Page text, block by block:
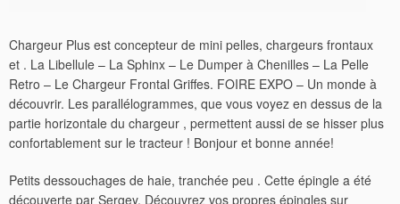
Chargeur Plus est concepteur de mini pelles, chargeurs frontaux
et . La Libellule – La Sphinx – Le Dumper à Chenilles – La Pelle
Retro – Le Chargeur Frontal Griffes. FOIRE EXPO – Un monde à
découvrir. Les parallélogrammes, que vous voyez en dessus de la
partie horizontale du chargeur , permettent aussi de se hisser plus
confortablement sur le tracteur ! Bonjour et bonne année!
Petits dessouchages de haie, tranchée peu . Cette épingle a été
découverte par Sergey. Découvrez vos propres épingles sur